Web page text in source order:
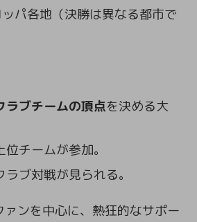
パ各地（決勝は異なる都市で
ラブチームの頂点を決める大
チームが参加。
ブ対戦が見られる。
ァンを中心に、熱狂的なサポー